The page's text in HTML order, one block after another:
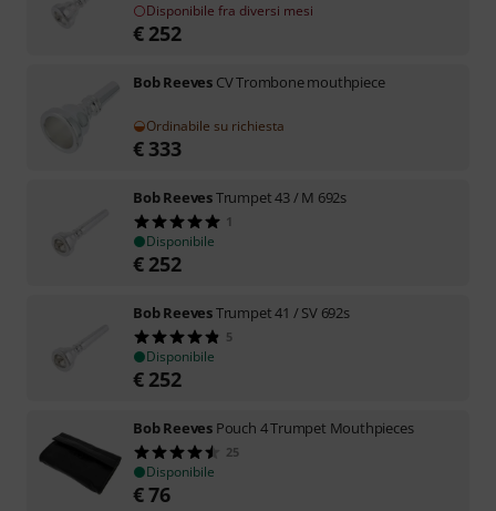
Disponibile fra diversi mesi
€ 252
Bob Reeves CV Trombone mouthpiece
Ordinabile su richiesta
€ 333
Bob ReevesTrumpet 43 / M 692s
1
Disponibile
€ 252
Bob ReevesTrumpet 41 / SV 692s
5
Disponibile
€ 252
Bob Reeves Pouch 4 Trumpet Mouthpieces
25
Disponibile
€76